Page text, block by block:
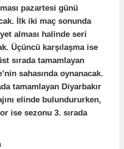
pazartesi günü
İlk iki maç sonunda
alması halinde seri
Üçüncü karşılaşma ise
sırada tamamlayan
sahasında oynanacak.
tamamlayan Diyarbakır
elinde bulundururken,
ise sezonu 3. sırada